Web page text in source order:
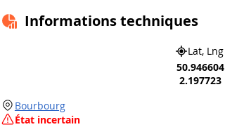
Informations techniques
Lat, Lng
50.946604
2.197723
Bourbourg
État incertain